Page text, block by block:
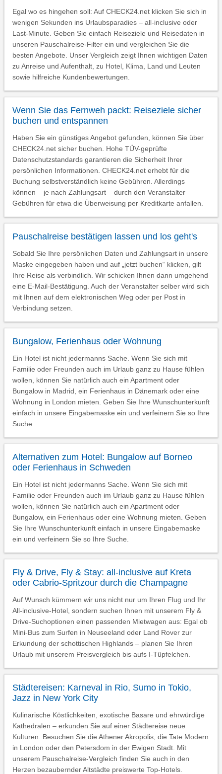
Egal wo es hingehen soll: Auf CHECK24.net klicken Sie sich in
wenigen Sekunden ins Urlaubsparadies – all-inclusive oder
Last-Minute. Geben Sie einfach Reiseziele und Reisedaten in
unseren Pauschalreise-Filter ein und vergleichen Sie die
besten Angebote. Unser Vergleich zeigt Ihnen wichtigen Daten
zu Anreise und Aufenthalt, zu Hotel, Klima, Land und Leuten
sowie hilfreiche Kundenbewertungen.
Wenn Sie das Fernweh packt: Reiseziele sicher
buchen und entspannen
Haben Sie ein günstiges Angebot gefunden, können Sie über
CHECK24.net sicher buchen. Hohe TÜV-geprüfte
Datenschutzstandards garantieren die Sicherheit Ihrer
persönlichen Informationen. CHECK24.net erhebt für die
Buchung selbstverständlich keine Gebühren. Allerdings
können – je nach Zahlungsart – durch den Veranstalter
Gebühren für etwa die Überweisung per Kreditkarte anfallen.
Pauschalreise bestätigen lassen und los geht's
Sobald Sie Ihre persönlichen Daten und Zahlungsart in unsere
Maske eingegeben haben und auf „jetzt buchen“ klicken, gilt
Ihre Reise als verbindlich. Wir schicken Ihnen dann umgehend
eine E-Mail-Bestätigung. Auch der Veranstalter selber wird sich
mit Ihnen auf dem elektronischen Weg oder per Post in
Verbindung setzen.
Bungalow, Ferienhaus oder Wohnung
Ein Hotel ist nicht jedermanns Sache. Wenn Sie sich mit
Familie oder Freunden auch im Urlaub ganz zu Hause fühlen
wollen, können Sie natürlich auch ein Apartment oder
Bungalow in Madrid, ein Ferienhaus in Dänemark oder eine
Wohnung in London mieten. Geben Sie Ihre Wunschunterkunft
einfach in unsere Eingabemaske ein und verfeinern Sie so Ihre
Suche.
Alternativen zum Hotel: Bungalow auf Borneo
oder Ferienhaus in Schweden
Ein Hotel ist nicht jedermanns Sache. Wenn Sie sich mit
Familie oder Freunden auch im Urlaub ganz zu Hause fühlen
wollen, können Sie natürlich auch ein Apartment oder
Bungalow, ein Ferienhaus oder eine Wohnung mieten. Geben
Sie Ihre Wunschunterkunft einfach in unsere Eingabemaske
ein und verfeinern Sie so Ihre Suche.
Fly & Drive, Fly & Stay: all-inclusive auf Kreta
oder Cabrio-Spritzour durch die Champagne
Auf Wunsch kümmern wir uns nicht nur um Ihren Flug und Ihr
All-inclusive-Hotel, sondern suchen Ihnen mit unserem Fly &
Drive-Suchoptionen einen passenden Mietwagen aus: Egal ob
Mini-Bus zum Surfen in Neuseeland oder Land Rover zur
Erkundung der schottischen Highlands – planen Sie Ihren
Urlaub mit unserem Preisvergleich bis aufs I-Tüpfelchen.
Städtereisen: Karneval in Rio, Sumo in Tokio,
Jazz in New York City
Kulinarische Köstlichkeiten, exotische Basare und ehrwürdige
Kathedralen – erkunden Sie auf einer Städtereise neue
Kulturen. Besuchen Sie die Athener Akropolis, die Tate Modern
in London oder den Petersdom in der Ewigen Stadt. Mit
unserem Pauschalreise-Vergleich finden Sie auch in den
Herzen bezaubernder Altstädte preiswerte Top-Hotels.